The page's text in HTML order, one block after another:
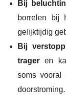
Bij
borrelen bij
gelijktijdig
Bij
trager en
soms vooral
doorstroming.